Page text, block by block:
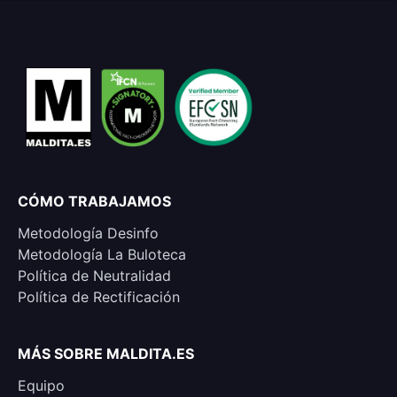
CÓMO TRABAJAMOS
Metodología Desinfo
Metodología La Buloteca
Política de Neutralidad
Política de Rectificación
MÁS SOBRE MALDITA.ES
Equipo